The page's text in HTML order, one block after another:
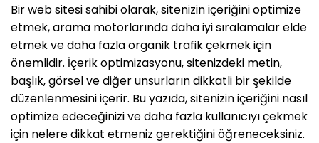
Bir web sitesi sahibi olarak, sitenizin içeriğini optimize
etmek, arama motorlarında daha iyi sıralamalar elde
etmek ve daha fazla organik trafik çekmek için
önemlidir. İçerik optimizasyonu, sitenizdeki metin,
başlık, görsel ve diğer unsurların dikkatli bir şekilde
düzenlenmesini içerir. Bu yazıda, sitenizin içeriğini nasıl
optimize edeceğinizi ve daha fazla kullanıcıyı çekmek
için nelere dikkat etmeniz gerektiğini öğreneceksiniz.